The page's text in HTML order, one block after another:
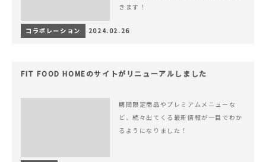
きます！
コラボレーション 2024.02.26
FIT FOOD HOMEのサイトがリニューアルしました
期間限定商品やプレミアムメニューな
ど、続々出てくる最新情報が一目でわか
るようになりました！